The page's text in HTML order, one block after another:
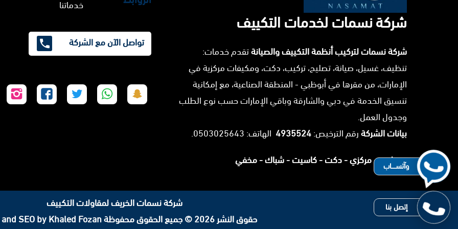
شركة نسمات لخدمات التكييف
شركة نسمات لتركيب أنظمة التكييف والصيانةتقدم خدمات:
تنظيف، غسيل، صيانة، تصليح، تركيب، دكت، ومكيفات مركزية في
الإمارات، من مقرها في أبوظبي - المنطقة الصناعية، مع إمكانية
تنسيق الخدمة في دبي والشارقة وباقي الإمارات حسب نوع الطلب
وجدول العمل.
بيانات الشركةرقم الترخيص:4935524 الهاتف: 0503025643.
سبليت -مركزي -دكت -كاسيت -شباك -مخفي
خدماتنا
تواصل الآن مع الشركة
على
على
على
على
على
شركة نسمات الخريف لمقاولات التكييف
حقوق النشر 2026 © جميع الحقوق محفوظة
SEO by Khaled Fozan
إتصل بنا
وآتســــاب